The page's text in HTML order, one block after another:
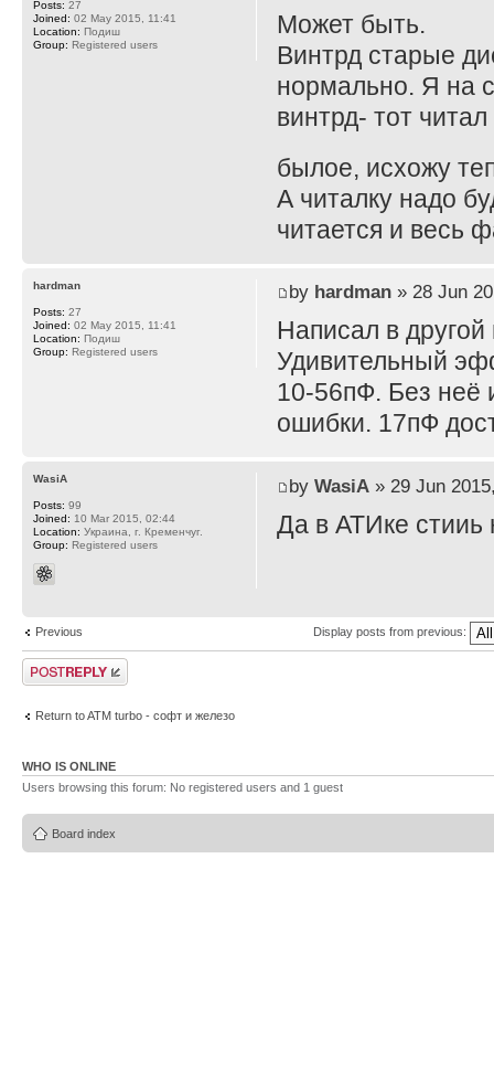
Может быть.
Винтрд старые
нормально. Я на
винтрд- тот
былое, исхожу
А читалку надо
читается и весь
Posts: 27
Joined: 02 May 2015, 11:41
Location: Подиш
Group: Registered users
by hardman» 28 Jun
Написал в другой
Удивительный
10-56пФ. Без неё
ошибки. 17пФ
hardman
Posts: 27
Joined: 02 May 2015, 11:41
Location: Подиш
Group: Registered users
by WasiA» 29 Jun
Да в АТИке стииь
WasiA
Posts: 99
Joined: 10 Mar 2015, 02:44
Location: Украина, г. Кременчуг.
Group: Registered users
Previous Display posts from previous:
Post a reply
Return to ATM turbo - софт и железо
WHO IS ONLINE
Users browsing this forum: No registered users and 1 guest
Board index